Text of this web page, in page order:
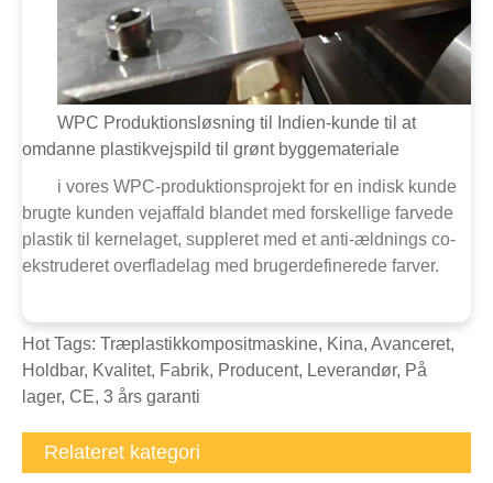
WPC Produktionsløsning til Indien-kunde til at
omdanne plastikvejspild til grønt byggemateriale
i vores WPC-produktionsprojekt for en indisk kunde
brugte kunden vejaffald blandet med forskellige farvede
plastik til kernelaget, suppleret med et anti-ældnings co-
ekstruderet overfladelag med brugerdefinerede farver.
Hot Tags: Træplastikkompositmaskine, Kina, Avanceret,
Holdbar, Kvalitet, Fabrik, Producent, Leverandør, På
lager, CE, 3 års garanti
Relateret kategori